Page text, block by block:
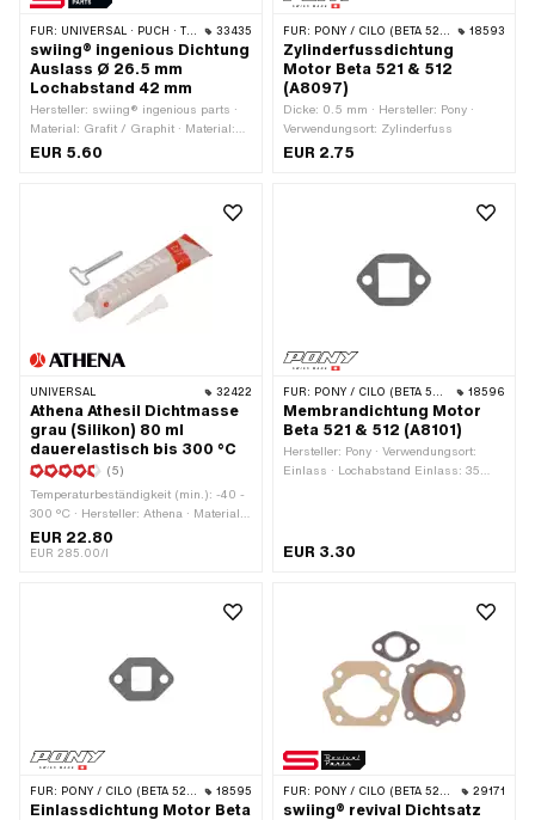
FÜR: UNIVERSAL · PUCH · TOMOS 33435
swiing® ingenious Dichtung
Auslass Ø 26.5 mm
Lochabstand 42 mm
Hersteller: swiing® ingenious parts ·
Material: Grafit / Graphit · Material:
Stahl · Verwendungsort: Auslass · Ø
EUR 5.60
FÜR: PONY / CILO (BETA 521 & 512) 18593
Zylinderfussdichtung
Motor Beta 521 & 512
(A8097)
Dicke: 0.5 mm · Hersteller: Pony ·
Verwendungsort: Zylinderfuss
EUR 2.75
UNIVERSAL 32422
Athena Athesil Dichtmasse
grau (Silikon) 80 ml
dauerelastisch bis 300 °C
(5)
Temperaturbeständigkeit (min.): -40 -
300 °C · Hersteller: Athena · Material:
Silikon · Inhalt: 80 ml · Farbe: grau ·
Anwendungsbereich: Chemie
EUR 22.80
EUR 285.00/l
FÜR: PONY / CILO (BETA 521 & 512) 18596
Membrandichtung Motor
Beta 521 & 512 (A8101)
Hersteller: Pony · Verwendungsort:
Einlass · Lochabstand Einlass: 35
EUR 3.30
FÜR: PONY / CILO (BETA 521 & 512) 18595
Einlassdichtung Motor Beta
FÜR: PONY / CILO (BETA 521 & 512) 29171
swiing® revival Dichtsatz